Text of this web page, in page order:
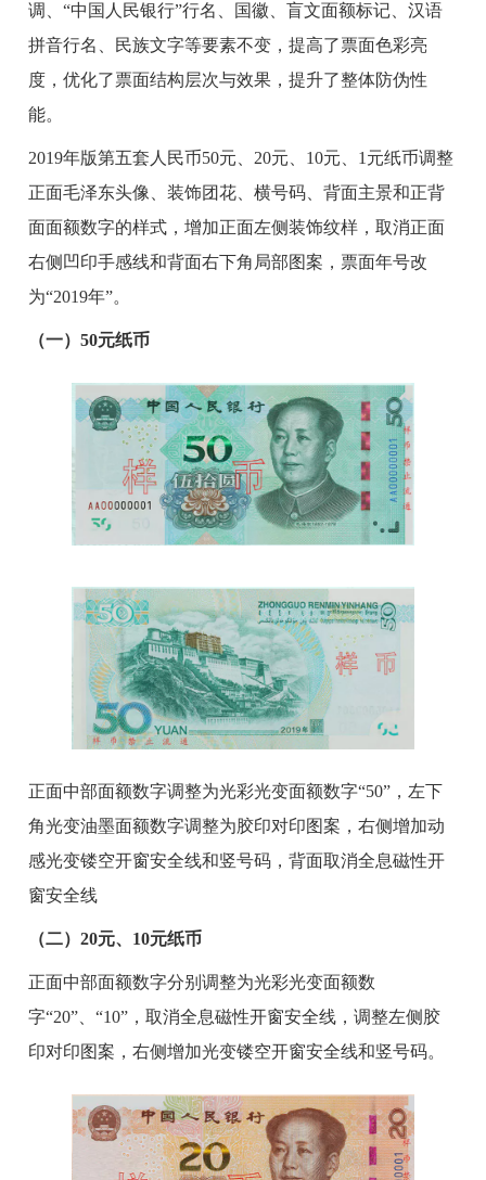
调、“中国人民银行”行名、国徽、盲文面额标记、汉语
拼音行名、民族文字等要素不变，提高了票面色彩亮
度，优化了票面结构层次与效果，提升了整体防伪性
能。
2019年版第五套人民币50元、20元、10元、1元纸币调整
正面毛泽东头像、装饰团花、横号码、背面主景和正背
面面额数字的样式，增加正面左侧装饰纹样，取消正面
右侧凹印手感线和背面右下角局部图案，票面年号改
为“2019年”。
（一）50元纸币
正面中部面额数字调整为光彩光变面额数字“50”，左下
角光变油墨面额数字调整为胶印对印图案，右侧增加动
感光变镂空开窗安全线和竖号码，背面取消全息磁性开
窗安全线
（二）20元、10元纸币
正面中部面额数字分别调整为光彩光变面额数
字“20”、“10”，取消全息磁性开窗安全线，调整左侧胶
印对印图案，右侧增加光变镂空开窗安全线和竖号码。